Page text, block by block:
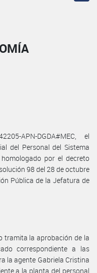
APN-DGDA#MEC, el
del Personal del Sistema
por el decreto
98 del 28 de octubre
Pública de la Jefatura de
tramita la aprobación de la
correspondiente a las
la agente Gabriela Cristina
a la planta del personal